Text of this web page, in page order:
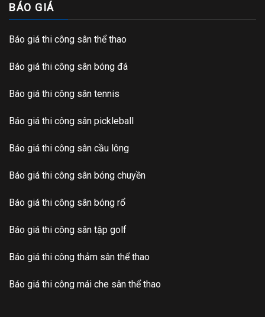
BÁO GIÁ
Báo giá thi công sân thể thao
Báo giá thi công sân bóng đá
Báo giá thi công sân tennis
Báo giá thi công sân pickleball
Báo giá thi công sân cầu lông
Báo giá thi công sân bóng chuyền
Báo giá thi công sân bóng rổ
Báo giá thi công sân tập golf
Báo giá thi công thảm sân thể thao
Báo giá thi công mái che sân thể thao